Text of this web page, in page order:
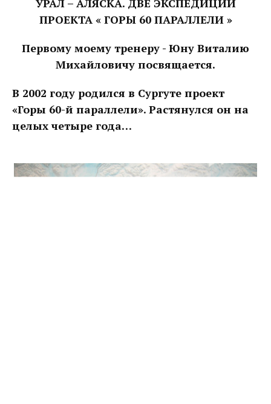
УРАЛ – АЛЯСКА. ДВЕ ЭКСПЕДИЦИИ
ПРОЕКТА « ГОРЫ 60 ПАРАЛЛЕЛИ »
Первому моему тренеру - Юну Виталию
Михайловичу посвящается.
В 2002 году родился в Сургуте проект
«Горы 60-й параллели». Растянулся он на
целых четыре года…